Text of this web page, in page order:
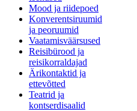
Mood ja riidepoed
Konverentsiruumid
ja peoruumid
Vaatamisväärsused
Reisibürood ja
reisikorraldajad
Ärikontaktid ja
ettevõtted
Teatrid ja
kontserdisaalid